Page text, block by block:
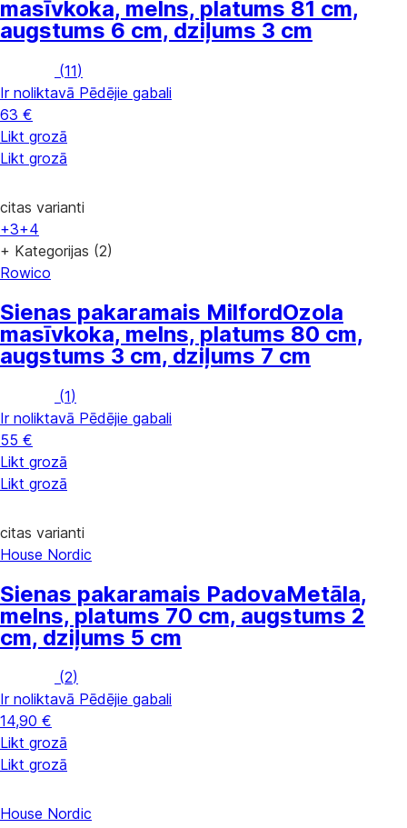
masīvkoka, melns, platums 81 cm,
augstums 6 cm, dziļums 3 cm
(11)
Ir noliktavā Pēdējie gabali
63 €
Likt grozā
Likt grozā
citas varianti
+3+4
+ Kategorijas (2)
Rowico
Sienas pakaramais MilfordOzola
masīvkoka, melns, platums 80 cm,
augstums 3 cm, dziļums 7 cm
(1)
Ir noliktavā Pēdējie gabali
55 €
Likt grozā
Likt grozā
citas varianti
House Nordic
Sienas pakaramais PadovaMetāla,
melns, platums 70 cm, augstums 2
cm, dziļums 5 cm
(2)
Ir noliktavā Pēdējie gabali
14,90 €
Likt grozā
Likt grozā
House Nordic